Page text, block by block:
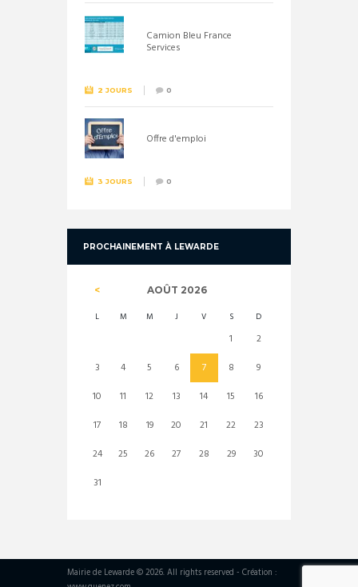
Camion Bleu France
Services
2 JOURS 0
Offre d'emploi
3 JOURS 0
PROCHAINEMENT À LEWARDE
AOÛT 2026
L M M J V S D
1
2
3
4 5 6 7 8
9
10
11 12 13 14 15
16
17
18 19 20 21 22
23
24
25 26 27 28 29
30
31
Mairie de Lewarde © 2026. All rights reserved - Création :